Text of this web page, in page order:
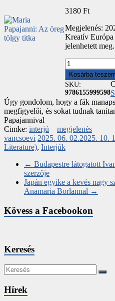
3180 Ft
Megjelenés:
Kreatív Európa
jelenhetett meg.
Maria
Papajanni:
Az
öreg
tölgy
titka
mennyiség
Kosárba
SKU:
9786155999598
Úgy gondolom, hogy a fák
megfigyelői, és sokat tudnak
Papajannival
Cimke: interjú
megjelenés
vancsoevi 2025. 06. 02.2025. 10.
Literature), Interjúk
← Budapestre látogatott
szerzője
Japán egyike a kevés nagy
Anamaria Borlannal →
Kövess a Facebookon
Keresés
Hírek